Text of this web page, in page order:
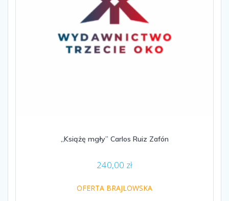
„Książę mgły” Carlos Ruiz Zafón
240,00 zł
OFERTA BRAJLOWSKA